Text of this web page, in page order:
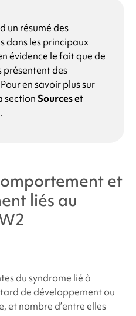
un résumé des
dans les principaux
évidence le fait que de
présentent des
en savoir plus sur
sectionSources et
et
liés au
dusyndrome lié à
de développement ou
et nombre d’entre elles